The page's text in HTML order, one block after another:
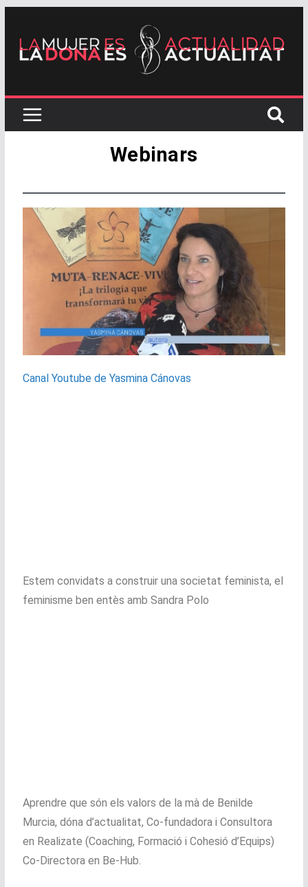
Webinars
Canal Youtube de Yasmina Cánovas
Estem convidats a construir una societat feminista, el
feminisme ben entès amb Sandra Polo
Aprendre que són els valors de la mà de Benilde
Murcia, dóna d’actualitat, Co-fundadora i Consultora
en Realizate (Coaching, Formació i Cohesió d’Equips)
Co-Directora en Be-Hub.